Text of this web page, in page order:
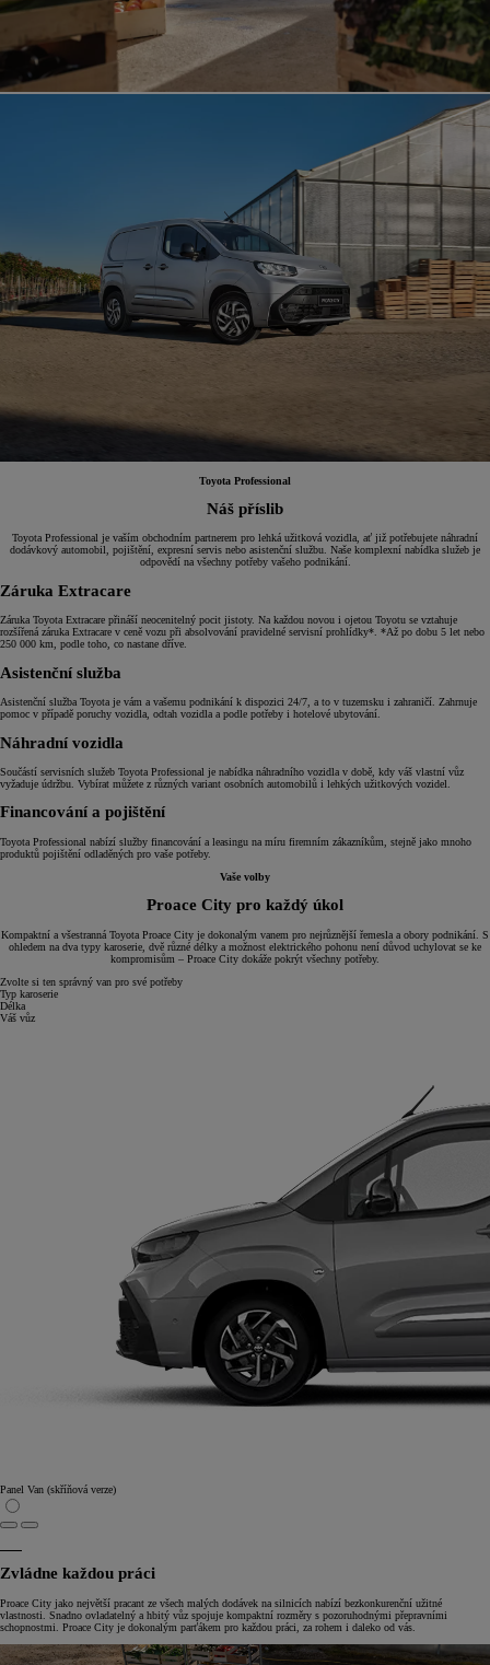
Toyota Professional
Náš příslib
Toyota Professional je vaším obchodním partnerem pro lehká užitková vozidla, ať již potřebujete náhradní
dodávkový automobil, pojištění, expresní servis nebo asistenční službu. Naše komplexní nabídka služeb je
odpovědí na všechny potřeby vašeho podnikání.
Záruka Extracare
Záruka Toyota Extracare přináší neocenitelný pocit jistoty. Na každou novou i ojetou Toyotu se vztahuje
rozšířená záruka Extracare v ceně vozu při absolvování pravidelné servisní prohlídky*. *Až po dobu 5 let nebo
250 000 km, podle toho, co nastane dříve.
Asistenční služba
Asistenční služba Toyota je vám a vašemu podnikání k dispozici 24/7, a to v tuzemsku i zahraničí. Zahrnuje
pomoc v případě poruchy vozidla, odtah vozidla a podle potřeby i hotelové ubytování.
Náhradní vozidla
Součástí servisních služeb Toyota Professional je nabídka náhradního vozidla v době, kdy váš vlastní vůz
vyžaduje údržbu. Vybírat můžete z různých variant osobních automobilů i lehkých užitkových vozidel.
Financování a pojištění
Toyota Professional nabízí služby financování a leasingu na míru firemním zákazníkům, stejně jako mnoho
produktů pojištění odladěných pro vaše potřeby.
Vaše volby
Proace City pro každý úkol
Kompaktní a všestranná Toyota Proace City je dokonalým vanem pro nejrůznější řemesla a obory podnikání. S
ohledem na dva typy karoserie, dvě různé délky a možnost elektrického pohonu není důvod uchylovat se ke
kompromisům – Proace City dokáže pokrýt všechny potřeby.
Zvolte si ten správný van pro své potřeby
Typ karoserie
Délka
Váš vůz
Panel Van (skříňová verze)
Zvládne každou práci
Proace City jako největší pracant ze všech malých dodávek na silnicích nabízí bezkonkurenční užitné
vlastnosti. Snadno ovladatelný a hbitý vůz spojuje kompaktní rozměry s pozoruhodnými přepravními
schopnostmi. Proace City je dokonalým parťákem pro každou práci, za rohem i daleko od vás.